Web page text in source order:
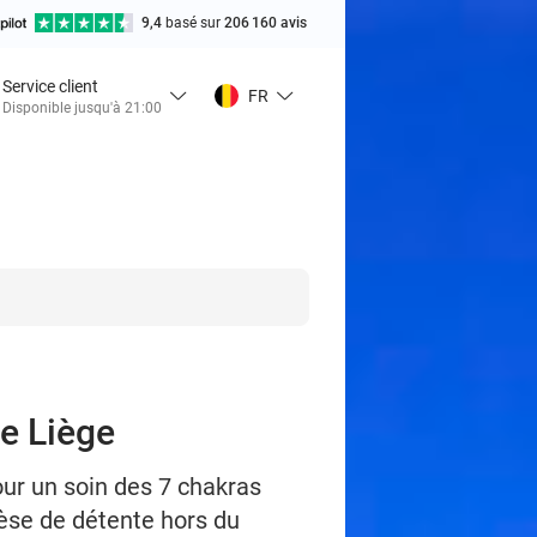
9,4 basé sur 206 160 avis
Service client
Disponible jusqu'à 21:00
FR
Liège
un soin des 7 chakras
de détente hors du